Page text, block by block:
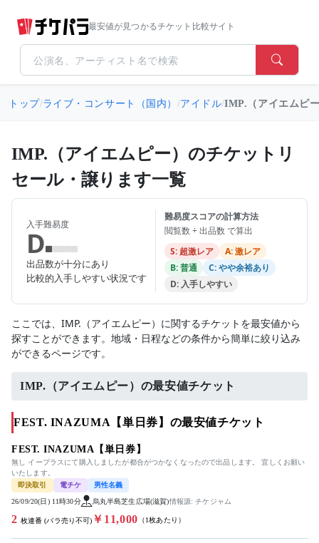
最安値が見つかるチケット比較サイト
トップ/ライブ・コンサート（国内） /アイドル/IMP.（アイエムピ
IMP.（アイエムピー）のチケットリ
セール・譲ります一覧
入手難易度
D
出品数が十分にあり
比較的入手しやすい状況です
難易度スコアの計算方法
閲覧数 ÷ 出品数 で算出
S: 超激レア
A: 激レア
B: 普通
C: やや余裕あり
D: 入手しやすい
ここでは、IMP.（アイエムピー）に関するチケットを最安値から
探すことができます。地域・日程などの条件から簡単に絞り込み
ができるページです。
IMP.（アイエムピー）の最安値チケット
FEST. INAZUMA【単日券】の最安値チケット
FEST. INAZUMA【単日券】
無し イープラスにて購入しましたが都合がつかなくなったので出品します。 宜しくお願い
いたします。
即決取引
電チケ 男性名義
26/09/20(日) 11時30分 烏丸半島芝生広場(滋賀)情報源: チケジャム
2 枚連番 (バラ売り不可) ￥11,000 （1枚あたり）